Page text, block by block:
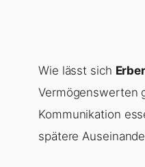
Wie lässt sich
Vermögenswerten
Kommunikation
spätere